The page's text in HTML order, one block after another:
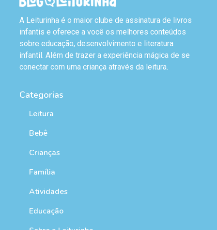
A Leiturinha é o maior clube de assinatura de livros
infantis e oferece a você os melhores conteúdos
sobre educação, desenvolvimento e literatura
infantil. Além de trazer a experiência mágica de se
conectar com uma criança através da leitura.
Categorias
Leitura
Bebê
Crianças
Família
Atividades
Educação